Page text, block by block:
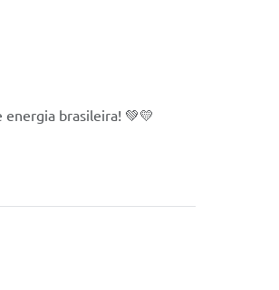
energia brasileira! 💚💛